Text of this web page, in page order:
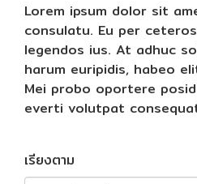
Lorem ipsum dolor sit
consulatu. Eu per
legendos ius. At adhuc
harum euripidis, habeo
Mei probo oportere
everti volutpat
เรียงตาม